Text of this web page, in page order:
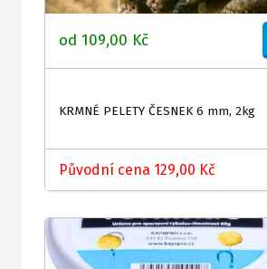
od 109,00 Kč
KRMNÉ PELETY ČESNEK 6 mm, 2kg
Původní cena 129,00 Kč